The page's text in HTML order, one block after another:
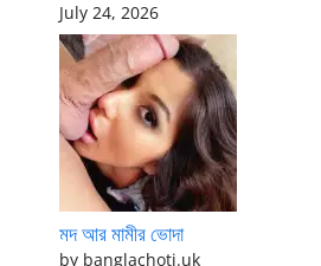
July 24, 2026
মদ আর মামীর ভোদা
by banglachoti.uk